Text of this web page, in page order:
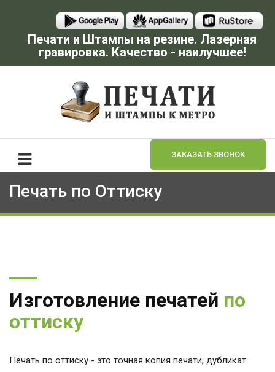
Печати и Штампы на резине. Лазерная
гравировка. Качество - наилучшее!
ЗАКАЗАТЬ ЗВОНОК
Печать по Оттиску
Изготовление печатей по
оттиску
Печать по оттиску - это точная копия печати, дубликат